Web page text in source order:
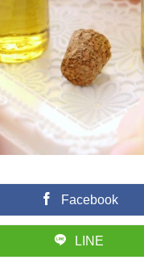
Facebook
LINE